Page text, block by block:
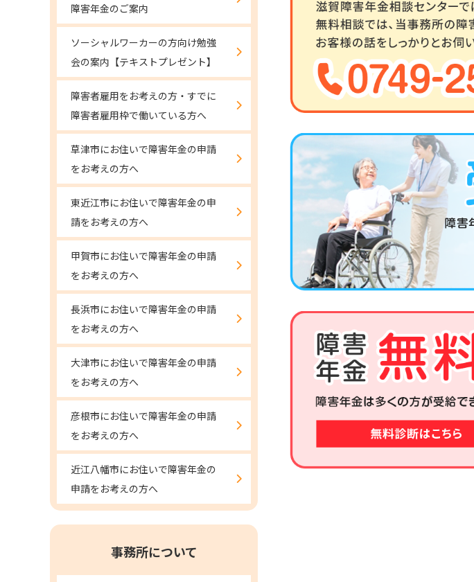
障害年金のご案内
ソーシャルワーカーの方向け勉強
会の案内【テキストプレゼント】
障害者雇用をお考えの方・すでに
障害者雇用枠で働いている方へ
草津市にお住いで障害年金の申請
をお考えの方へ
東近江市にお住いで障害年金の申
請をお考えの方へ
甲賀市にお住いで障害年金の申請
をお考えの方へ
長浜市にお住いで障害年金の申請
をお考えの方へ
大津市にお住いで障害年金の申請
をお考えの方へ
彦根市にお住いで障害年金の申請
をお考えの方へ
近江八幡市にお住いで障害年金の
申請をお考えの方へ
事務所について